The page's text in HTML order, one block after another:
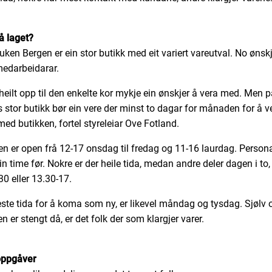
laget?
Bergen er ein stor butikk med eit variert vareutval. No
opp til den enkelte kor mykje ein ønskjer å vera med. Men
stor butikk bør ein vere der minst to dagar for månaden for å
butikken, fortel styreleiar Ove Fotland.
er open frå 12-17 onsdag til fredag og 11-16 laurdag.
time før. Nokre er der heile tida, medan andre deler dagen i
eller 13.30-17.
tida for å koma som ny, er likevel måndag og tysdag. Sjølv
er stengt då, er det folk der som klargjer varer.